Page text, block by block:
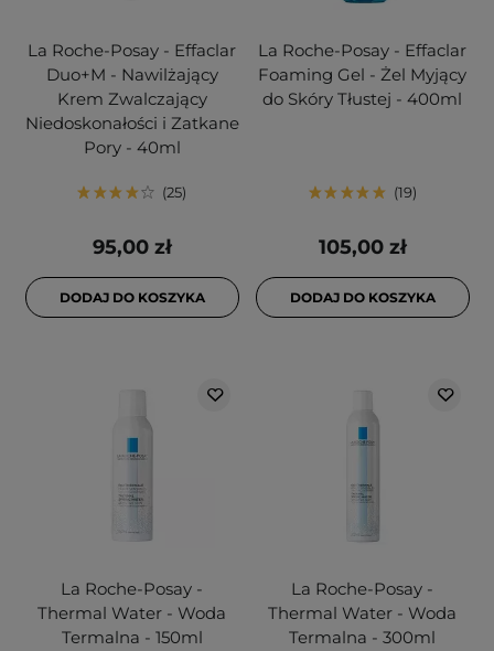
La Roche-Posay - Effaclar
Duo+M - Nawilżający
Krem Zwalczający
Niedoskonałości i Zatkane
Pory - 40ml
25
95,00 zł
DODAJ DO KOSZYKA
La Roche-Posay - Effaclar
Foaming Gel - Żel Myjący
do Skóry Tłustej - 400ml
19
105,00 zł
DODAJ DO KOSZYKA
La Roche-Posay -
Thermal Water - Woda
Termalna - 150ml
La Roche-Posay -
Thermal Water - Woda
Termalna - 300ml